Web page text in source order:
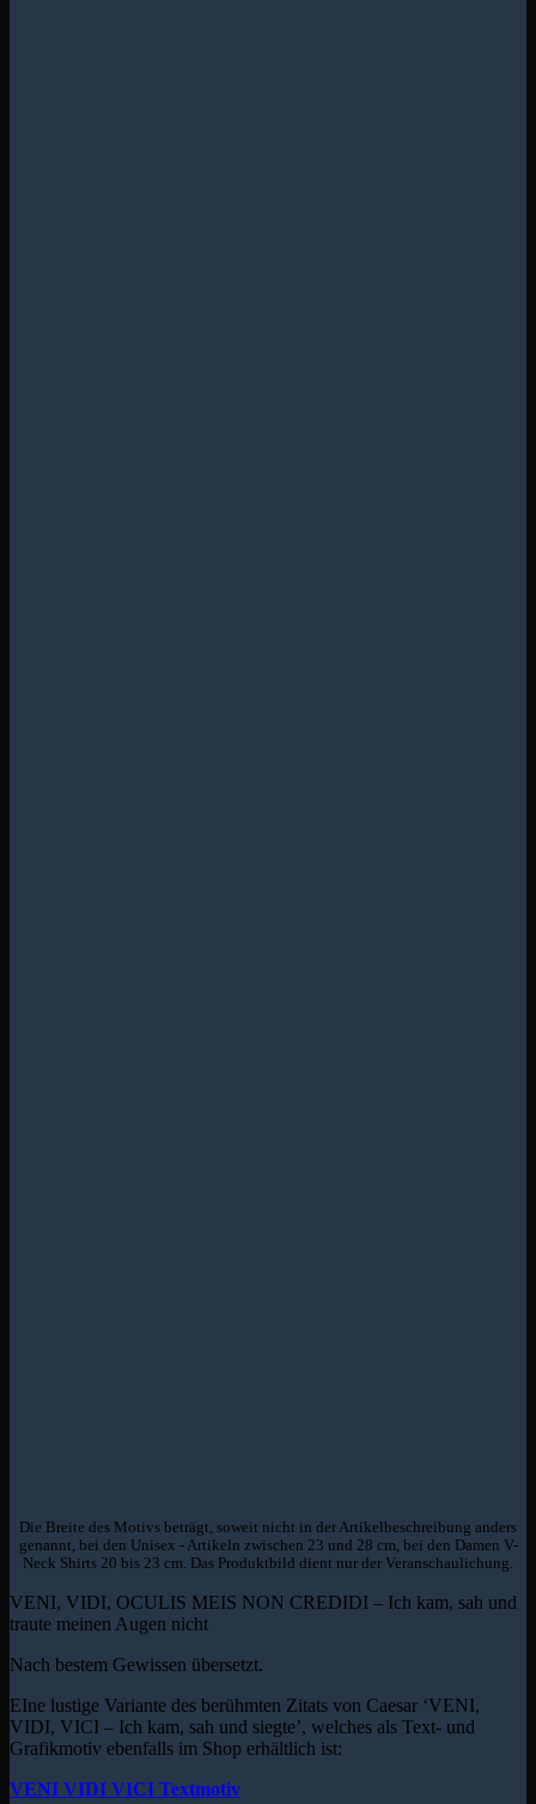
Die Breite des Motivs beträgt, soweit nicht in der Artikelbeschreibung anders
genannt, bei den Unisex - Artikeln zwischen 23 und 28 cm, bei den Damen V-
Neck Shirts 20 bis 23 cm. Das Produktbild dient nur der Veranschaulichung.
VENI, VIDI, OCULIS MEIS NON CREDIDI – Ich kam, sah und
traute meinen Augen nicht
Nach bestem Gewissen übersetzt.
EIne lustige Variante des berühmten Zitats von Caesar ‘VENI,
VIDI, VICI – Ich kam, sah und siegte’, welches als Text- und
Grafikmotiv ebenfalls im Shop erhältlich ist:
VENI VIDI VICI Textmotiv